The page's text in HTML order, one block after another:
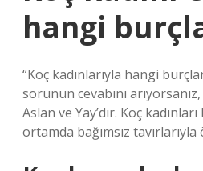
hangi
“Koç kadınlarıyla hangi
sorunun cevabını
Aslan ve Yay’dır. Koç
ortamda bağımsız tavırlarıyla